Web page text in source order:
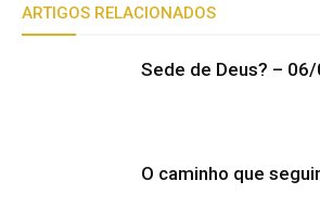
ARTIGOS RELACIONADOS
Sede de Deus? –
O caminho que